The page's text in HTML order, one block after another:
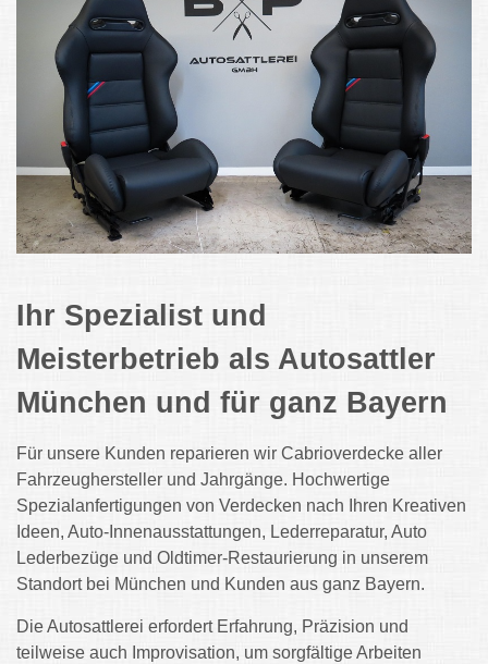
Ihr Spezialist und
Meisterbetrieb als Autosattler
München und für ganz Bayern
Für unsere Kunden reparieren wir Cabrioverdecke aller
Fahrzeughersteller und Jahrgänge. Hochwertige
Spezialanfertigungen von Verdecken nach Ihren Kreativen
Ideen, Auto-Innenausstattungen, Lederreparatur, Auto
Lederbezüge und Oldtimer-Restaurierung in unserem
Standort bei München und Kunden aus ganz Bayern.
Die Autosattlerei erfordert Erfahrung, Präzision und
teilweise auch Improvisation, um sorgfältige Arbeiten